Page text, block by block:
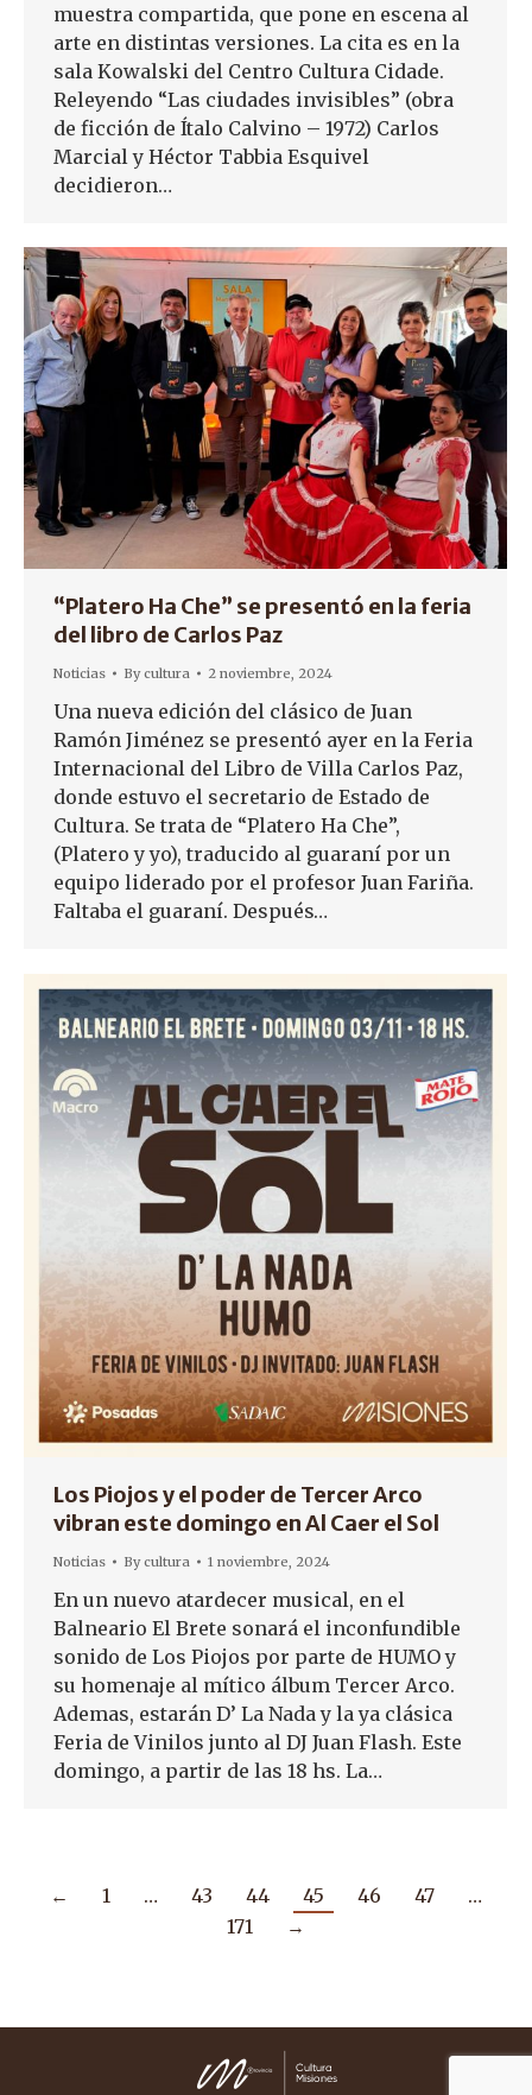
muestra compartida, que pone en escena al
arte en distintas versiones. La cita es en la
sala Kowalski del Centro Cultura Cidade.
Releyendo “Las ciudades invisibles” (obra
de ficción de Ítalo Calvino – 1972) Carlos
Marcial y Héctor Tabbia Esquivel
decidieron…
“Platero Ha Che” se presentó en la feria
del libro de Carlos Paz
Noticias Bycultura 2 noviembre, 2024
Una nueva edición del clásico de Juan
Ramón Jiménez se presentó ayer en la Feria
Internacional del Libro de Villa Carlos Paz,
donde estuvo el secretario de Estado de
Cultura. Se trata de “Platero Ha Che”,
(Platero y yo), traducido al guaraní por un
equipo liderado por el profesor Juan Fariña.
Faltaba el guaraní. Después…
Los Piojos y el poder de Tercer Arco
vibran este domingo en Al Caer el Sol
Noticias Bycultura 1 noviembre, 2024
En un nuevo atardecer musical, en el
Balneario El Brete sonará el inconfundible
sonido de Los Piojos por parte de HUMO y
su homenaje al mítico álbum Tercer Arco.
Ademas, estarán D’ La Nada y la ya clásica
Feria de Vinilos junto al DJ Juan Flash. Este
domingo, a partir de las 18 hs. La…
← 1 … 43 44 45 46 47
…
171
→